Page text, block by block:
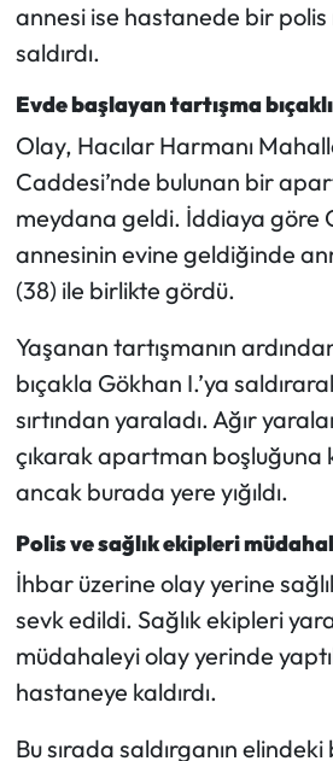
annesi ise hastanede bir
saldırdı.
Evde başlayan tartışma
Olay, Hacılar Harmanı
Caddesi’nde bulunan bir
meydana geldi. İddiaya göre
annesinin evine geldiğinde
(38) ile birlikte gördü.
Yaşanan tartışmanın
bıçakla Gökhan I.’ya
sırtından yaraladı. Ağır
çıkarak apartman boşluğuna
ancak burada yere yığıldı.
Polis ve sağlık ekipleri
İhbar üzerine olay yerine
sevk edildi. Sağlık ekipleri
müdahaleyi olay yerinde
hastaneye kaldırdı.
Bu sırada saldırganın elindeki
Mecitözü Haberleri
Ortaköy Haberleri
Osmancık Haberleri
Otomotiv
Resmi İlan
Resmi Reklam
Sağlık
Spor
Sungurlu Haberleri
Turizm